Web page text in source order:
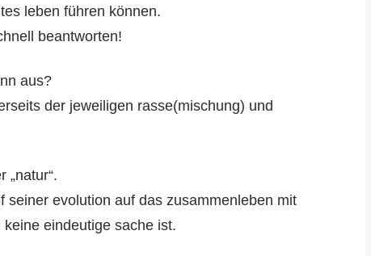
leben führen können.
beantworten!
aus?
der jeweiligen rasse(mischung) und
„natur“.
seiner evolution auf das zusammenleben mit
eindeutige sache ist.